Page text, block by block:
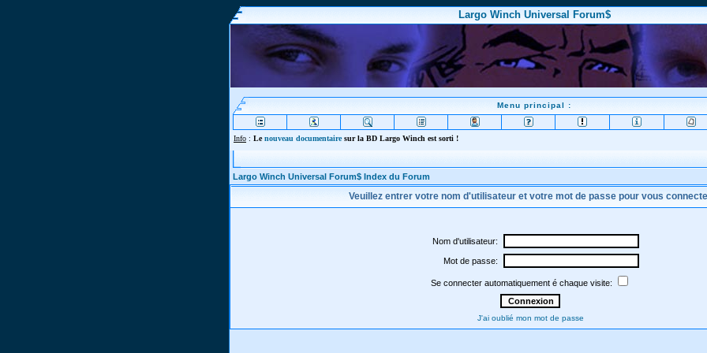
Largo Winch Universal Forum$
Menu principal :
Info : Lenouveau documentairesur la BD Largo Winch est sorti !
Largo Winch Universal Forum$ Index du Forum
Veuillez entrer votre nom d'utilisateur et votre mot de passe pour vous
Nom d'utilisateur:
Mot de passe:
Se connecter automatiquement é chaque visite:
J'ai oublié mon mot de passe